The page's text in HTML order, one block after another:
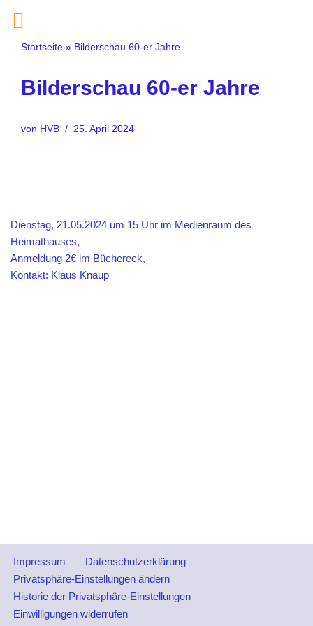
Inhalt
Startseite » Bilderschau 60-er Jahre
Bilderschau 60-er Jahre
von HVB 25. April 2024
Dienstag, 21.05.2024 um 15 Uhr im Medienraum des
Heimathauses,
Anmeldung 2€ im Büchereck,
Kontakt: Klaus Knaup
Impressum
Datenschutzerklärung
Privatsphäre-Einstellungen ändern
Historie der Privatsphäre-Einstellungen
Einwilligungen widerrufen